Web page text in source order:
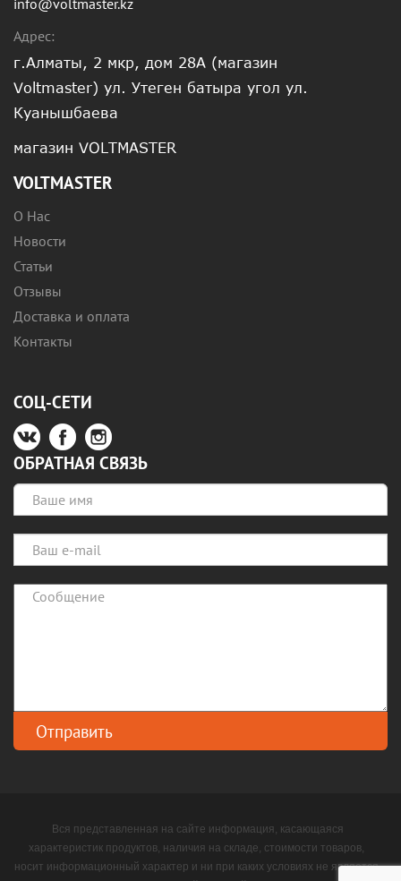
info@voltmaster.kz
Адрес:
г.Алматы, 2 мкр, дом 28А (магазин
Voltmaster) ул. Утеген батыра угол ул.
Куанышбаева
магазин VOLTMASTER
VOLTMASTER
О Нас
Новости
Статьи
Отзывы
Доставка и оплата
Контакты
СОЦ-СЕТИ
ОБРАТНАЯ СВЯЗЬ
Вся представленная на сайте информация, касающаяся
характеристик продуктов, наличия на складе, стоимости товаров,
носит информационный характер и ни при каких условиях не является